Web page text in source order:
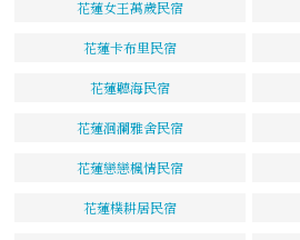
花蓮女王萬歲民宿
花蓮卡布里民宿
花蓮聽海民宿
花蓮洄瀾雅舍民宿
花蓮戀戀楓情民宿
花蓮樸耕居民宿